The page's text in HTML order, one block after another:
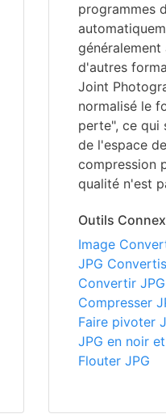
programmes
d'autres
Joint
normalisé le
perte", ce qui
de l'espace
compression
qualité n'est
Outils
Image
JPG
Convertir
Compresser
Faire pivoter
JPG en noir
Flouter JPG